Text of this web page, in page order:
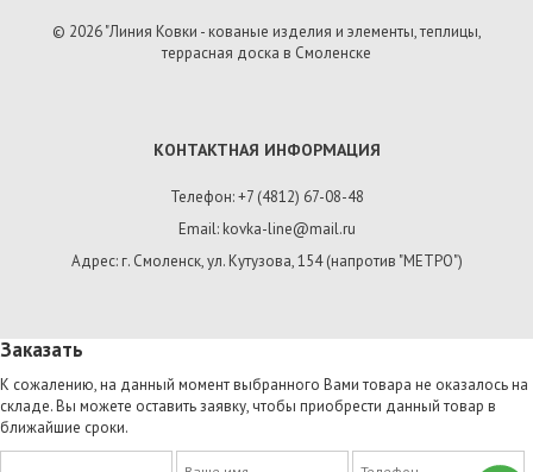
© 2026 "Линия Ковки - кованые изделия и элементы, теплицы,
террасная доска в Смоленске
КОНТАКТНАЯ ИНФОРМАЦИЯ
Телефон: +7 (4812) 67-08-48
Email: kovka-line@mail.ru
Адрес: г. Смоленск, ул. Кутузова, 154 (напротив "МЕТРО")
Заказать
К сожалению, на данный момент выбранного Вами товара не оказалось на
складе. Вы можете оставить заявку, чтобы приобрести данный товар в
ближайшие сроки.